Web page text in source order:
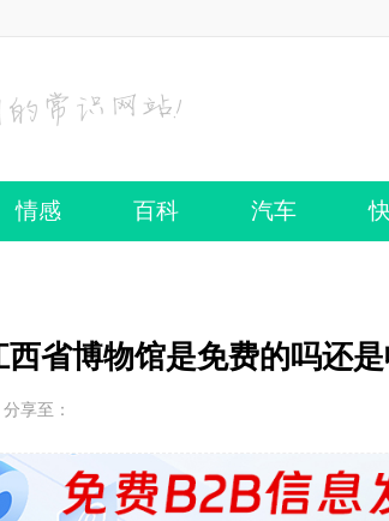
情感 百科 汽车
省博物馆是免费的吗还
分享至：